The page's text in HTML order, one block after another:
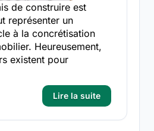
de construire est
représenter un
à la concrétisation
Heureusement,
existent pour
Lire la suite